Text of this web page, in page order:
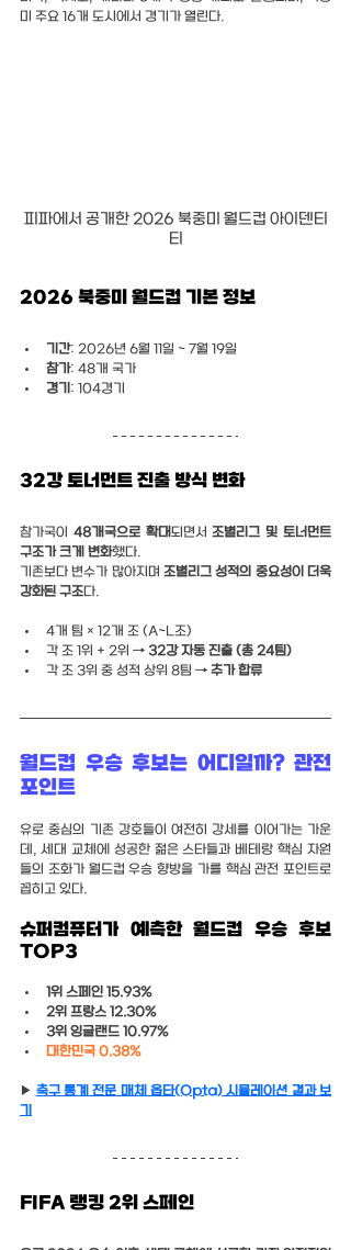
미 주요 16개 도시에서 경기가 열린다.
피파에서 공개한 2026 북중미 월드컵 아이덴티
티
2026 북중미 월드컵 기본 정보
기간: 2026년 6월 11일 ~ 7월 19일
참가: 48개 국가
경기 : 104경기
32강 토너먼트 진출 방식 변화
참가국이 48개국으로 확대되면서 조별리그 및 토너먼트
구조가 크게 변화했다.
기존보다 변수가 많아지며 조별리그 성적의 중요성이 더욱
강화된 구조다.
4개 팀 × 12개 조 (A~L조)
각 조 1위 + 2위 → 32강 자동 진출 (총 24팀)
각 조 3위 중 성적 상위 8팀 → 추가 합류
월드컵 우승 후보는 어디일까? 관전
포인트
유로 중심의 기존 강호들이 여전히 강세를 이어가는 가운
데, 세대 교체에 성공한 젊은 스타들과 베테랑 핵심 자원
들의 조화가 월드컵 우승 향방을 가를 핵심 관전 포인트로
꼽히고 있다.
슈퍼컴퓨터가 예측한 월드컵 우승 후보
TOP3
1위 스페인 15.93%
2위 프랑스 12.30%
3위 잉글랜드 10.97%
대한민국 0.38%
▶ 축구 통계 전문 매체 옵타(Opta) 시뮬레이션 결과 보
기
FIFA 랭킹 2위 스페인